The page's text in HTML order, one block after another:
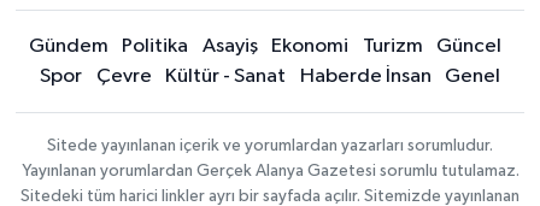
Gündem Politika Asayiş Ekonomi Turizm
Güncel
Spor
Çevre Kültür - Sanat Haberde İnsan Genel
Sitede yayınlanan içerik ve yorumlardan yazarları sorumludur.
Yayınlanan yorumlardan Gerçek Alanya Gazetesi sorumlu tutulamaz.
Sitedeki tüm harici linkler ayrı bir sayfada açılır. Sitemizde yayınlanan